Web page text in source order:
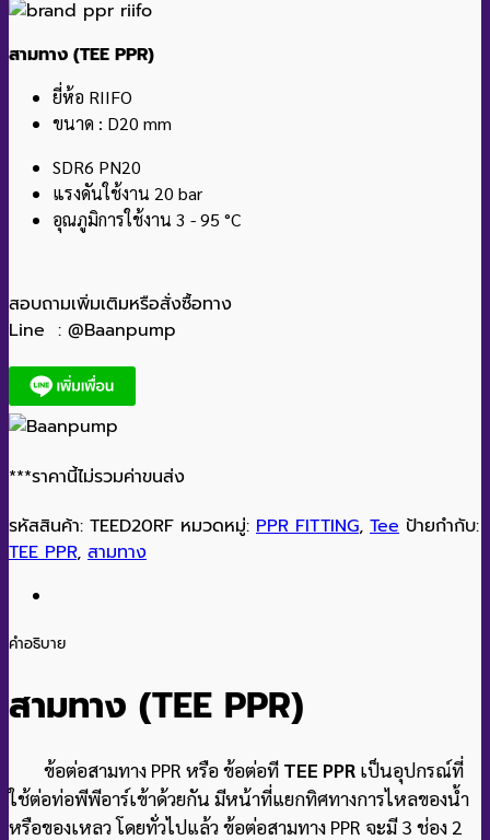
สามทาง (TEE PPR)
ยี่ห้อ RIIFO
ขนาด : D20 mm
SDR6 PN20
แรงดันใช้งาน 20 bar
อุณภูมิการใช้งาน 3 - 95 °C
สอบถามเพิ่มเติมหรือสั่งซื้อทาง
Line : @Baanpump
***ราคานี้ไม่รวมค่าขนส่ง
รหัสสินค้า: TEED20RF หมวดหมู่: PPR FITTING, Tee ป้ายกำกับ:
TEE PPR, สามทาง
คำอธิบาย
สามทาง (TEE PPR)
ข้อต่อสามทาง PPR หรือ ข้อต่อที TEE PPR เป็นอุปกรณ์ที่
ใช้ต่อท่อพีพีอาร์เข้าด้วยกัน มีหน้าที่แยกทิศทางการไหลของน้ำ
หรือของเหลว โดยทั่วไปแล้ว ข้อต่อสามทาง PPR จะมี 3 ช่อง 2